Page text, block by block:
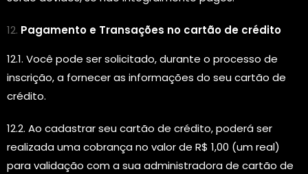
Pagamento e Transações no cartão de crédito
12.1. Você pode ser solicitado, durante o processo de
inscrição, a fornecer as informações do seu cartão de
crédito.
12.2. Ao cadastrar seu cartão de crédito, poderá ser
realizada uma cobrança no valor de R$ 1,00 (um real)
para validação com a sua administradora de cartão de